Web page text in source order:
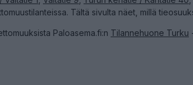
Tältä sivulta näet, millä
Paloasema.fi:n Tilannehuone Turku